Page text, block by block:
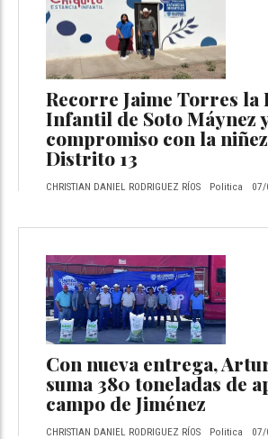
Recorre Jaime Torres la
Infantil de Soto Máynez
compromiso con la
Distrito 13
CHRISTIAN DANIEL RODRIGUEZ RÍOS Politica
Con nueva entrega,
suma 380 toneladas de
campo de Jiménez
CHRISTIAN DANIEL RODRIGUEZ RÍOS Politica